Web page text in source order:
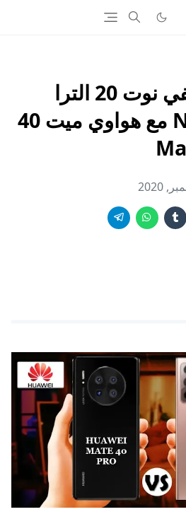
مقارنة بين هاتفي نوت 20 الترا
Note 20 Ultra مع هواوي ميت 40